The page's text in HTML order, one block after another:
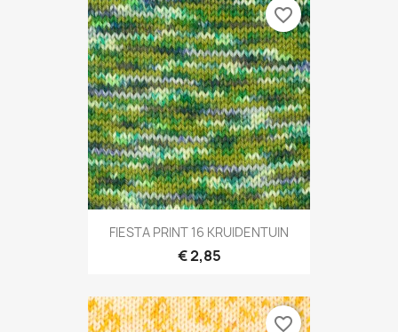
FIESTA PRINT 16 KRUIDENTUIN
€ 2,85
favorite_border
favorite_border